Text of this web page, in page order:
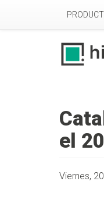
el
Viernes,